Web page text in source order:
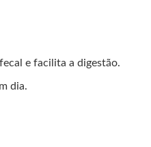
e facilita a digestão.
dia.